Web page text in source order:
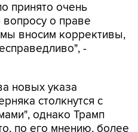
принято очень
о праве
вносим коррективы,
-
новых указа
столкнутся с
однако Трамп
по его мнению, более